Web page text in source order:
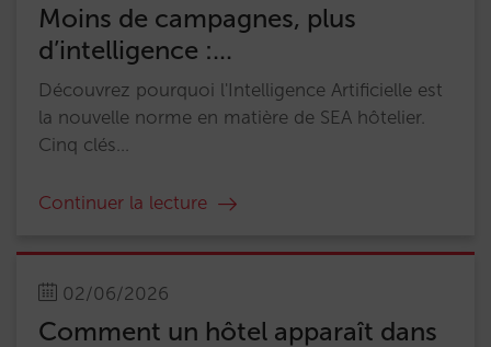
Moins de campagnes, plus
d’intelligence :...
Découvrez pourquoi l'Intelligence Artificielle est
la nouvelle norme en matière de SEA hôtelier.
Cinq clés...
Continuer la lecture
02/06/2026
Comment un hôtel apparaît dans